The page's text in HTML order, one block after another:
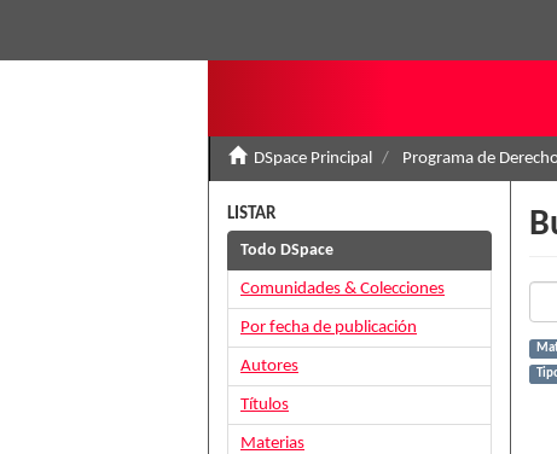
DSpace Principal Programa de
LISTAR
Todo DSpace
Comunidades & Colecciones
Por fecha de publicación
Autores
Títulos
Materias